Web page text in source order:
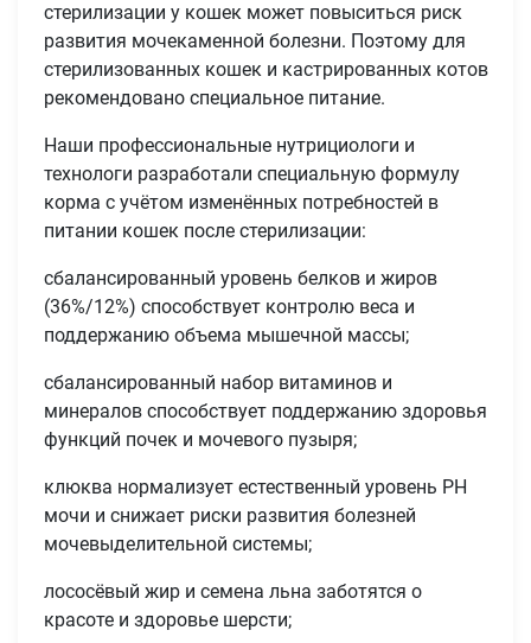
стерилизации у кошек может повыситься риск
развития мочекаменной болезни. Поэтому для
стерилизованных кошек и кастрированных котов
рекомендовано специальное питание.
Наши профессиональные нутрициологи и
технологи разработали специальную формулу
корма с учётом изменённых потребностей в
питании кошек после стерилизации:
сбалансированный уровень белков и жиров
(36%/12%) способствует контролю веса и
поддержанию объема мышечной массы;
сбалансированный набор витаминов и
минералов способствует поддержанию здоровья
функций почек и мочевого пузыря;
клюква нормализует естественный уровень PH
мочи и снижает риски развития болезней
мочевыделительной системы;
лососёвый жир и семена льна заботятся о
красоте и здоровье шерсти;